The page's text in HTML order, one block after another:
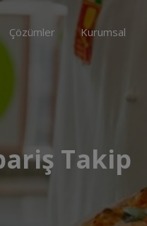
Çözümler Kurumsal
Takip